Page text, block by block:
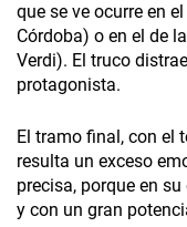
que se ve ocurre en
Córdoba) o en el de
Verdi). El truco
protagonista.
El tramo final, con el
resulta un exceso
precisa, porque en
y con un gran